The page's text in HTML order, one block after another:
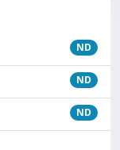
ND
ND
ND